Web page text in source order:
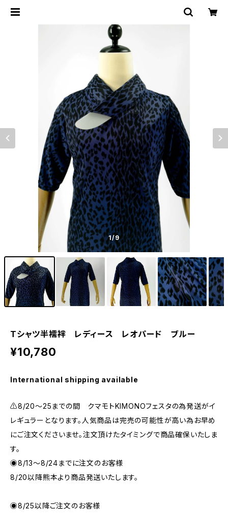
1/9
Tシャツ半襦袢 レディース レオパード ブルー
¥10,780
International shipping available
⚠️8/20〜25までの間 クマモトKIMONOフェスタの為発送がイ
レギュラーとなります。人気商品は完売の可能性が高い為お早め
にご注文くださいませ。注文頂けたタイミングで商品確保いたしま
す。
◉8/13〜8/24までに注文のお客様
8/20以降熊本より商品発送いたします。
◉8/25以降ご注文のお客様